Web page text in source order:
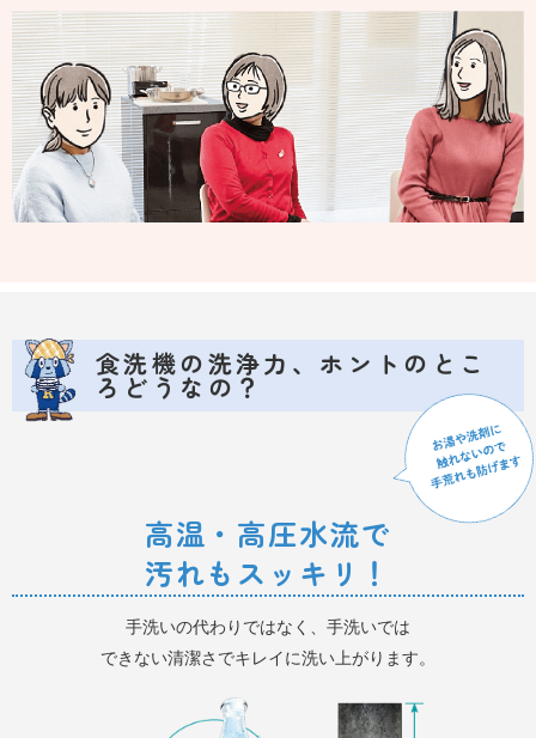
食洗機の洗浄力、ホントのとこ
ろどうなの？
高温・高圧水流で
汚れもスッキリ！
手洗いの代わりではなく、手洗いでは
できない清潔さでキレイに洗い上がります。